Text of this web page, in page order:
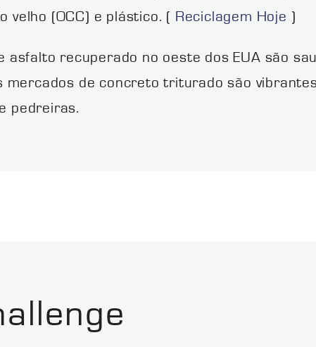
velho (OCC) e plástico. ( Reciclagem Hoje )
asfalto recuperado no oeste dos EUA são
mercados de concreto triturado são
pedreiras.